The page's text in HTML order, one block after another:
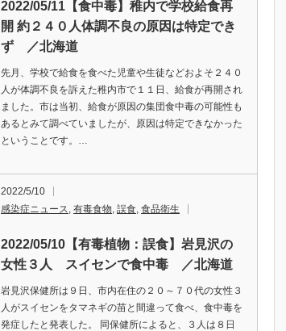
2022/05/11【食中毒】稚内で学校給食再
開 約２４０人体調不良の原因は特定でき
ず ／北海道
先月、学校で給食を食べた児童や生徒などおよそ２４０
人が体調不良を訴えた稚内市で１１日、給食が再開され
ました。市は当初、給食が原因の集団食中毒の可能性も
あるとみて調べていましたが、原因は特定できなかった
ということです。…
2022/5/10
感染症ニュース, 有毒食物, 誤食, 食品衛生
2022/05/10【有毒植物：誤食】岩見沢の
女性３人 スイセンで食中毒 ／北海道
岩見沢保健所は９日、市内在住の２０～７０代の女性３
人がスイセンをタマネギの苗と間違って食べ、食中毒を
発症したと発表した。 同保健所によると、３人は８日